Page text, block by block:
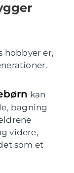
hobbyer er,
kan
bagning
videre,
som et